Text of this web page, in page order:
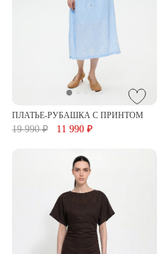
ПЛАТЬЕ-РУБАШКА С ПРИНТОМ
19 990 ₽ 11 990 ₽